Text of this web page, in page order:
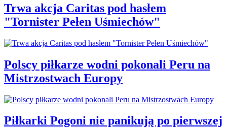
Trwa akcja Caritas pod hasłem
"Tornister Pełen Uśmiechów"
Polscy piłkarze wodni pokonali Peru na
Mistrzostwach Europy
Piłkarki Pogoni nie panikują po pierwszej